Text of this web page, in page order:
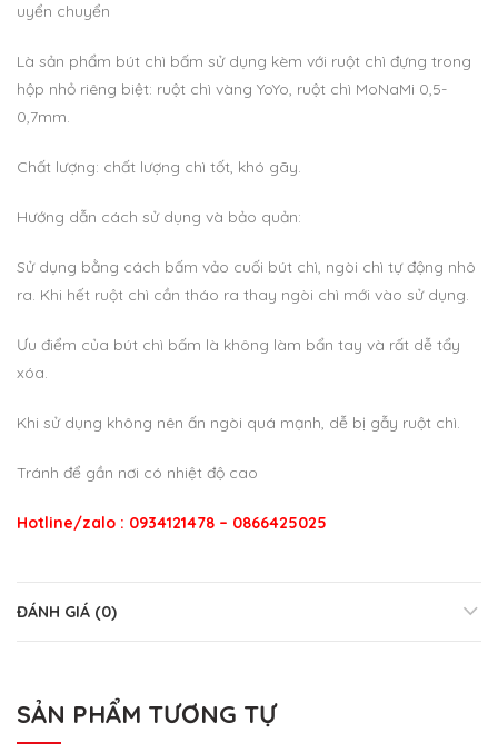
uyển chuyển
Là sản phẩm bút chì bấm sử dụng kèm với ruột chì đựng trong
hộp nhỏ riêng biệt: ruột chì vàng YoYo, ruột chì MoNaMi 0,5-
0,7mm.
Chất lượng: chất lượng chì tốt, khó gãy.
Hướng dẫn cách sử dụng và bảo quản:
Sử dụng bằng cách bấm vảo cuối bút chì, ngòi chì tự động nhô
ra. Khi hết ruột chì cần tháo ra thay ngòi chì mới vào sử dụng.
Ưu điểm của bút chì bấm là không làm bẩn tay và rất dễ tẩy
xóa.
Khi sử dụng không nên ấn ngòi quá mạnh, dễ bị gẫy ruột chì.
Tránh để gần nơi có nhiệt độ cao
Hotline/zalo : 0934121478 – 0866425025
ĐÁNH GIÁ (0)
SẢN PHẨM TƯƠNG TỰ